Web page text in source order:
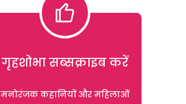
गृहशोभा सब्सक्राइब करें
मनोरंजक कहानियों और महिलाओं